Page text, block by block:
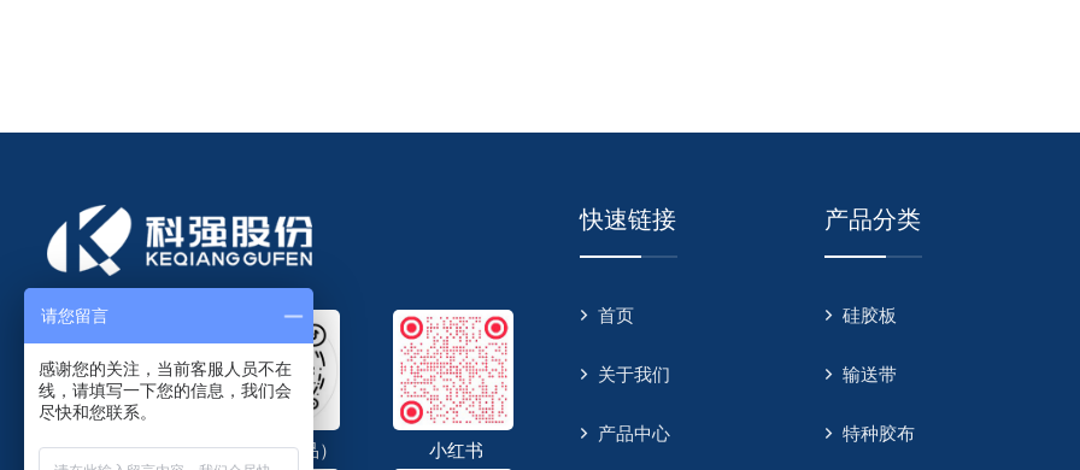
抖音（企宣） 抖音（产品） 小红书
快速链接
首页
关于我们
产品中心
产品分类
硅胶板
输送带
特种胶布
请您留言
感谢您的关注，当前客服人员不在
线，请填写一下您的信息，我们会
尽快和您联系。